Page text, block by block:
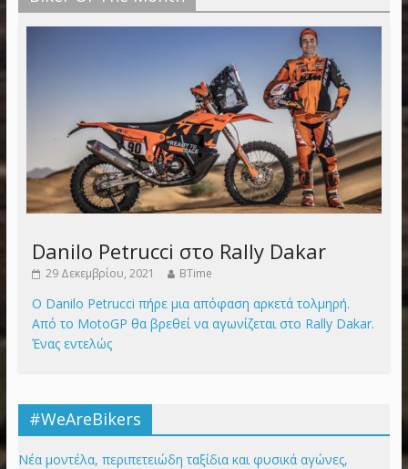
Danilo Petrucci στο Rally Dakar
29 Δεκεμβρίου, 2021 BTime
Ο Danilo Petrucci πήρε μια απόφαση αρκετά τολμηρή.
Από το MotoGP θα βρεθεί να αγωνίζεται στο Rally Dakar.
Ένας εντελώς
#WeAreBikers
Νέα μοντέλα, περιπετειώδη ταξίδια και φυσικά αγώνες,